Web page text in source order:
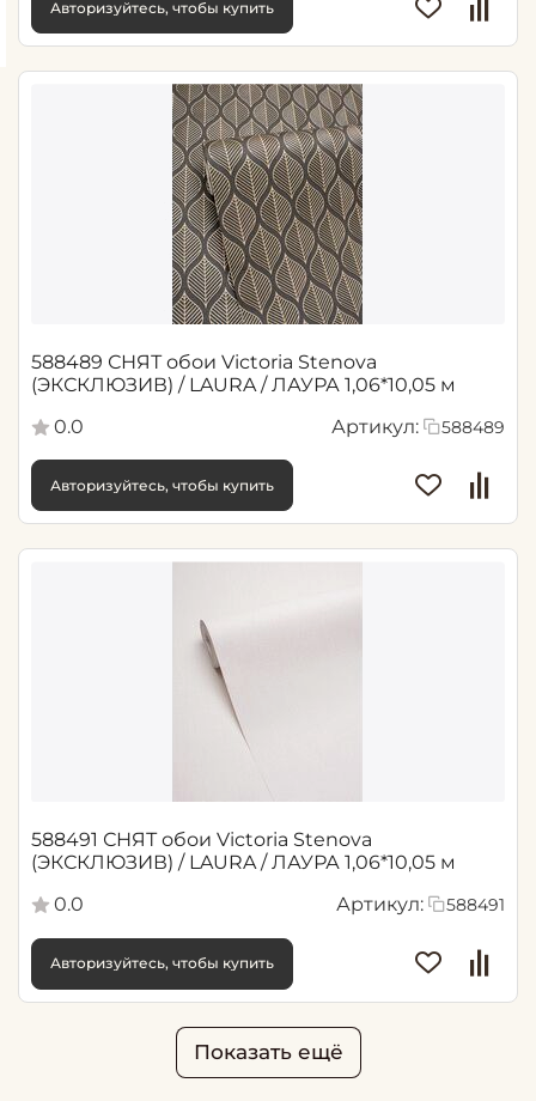
Авторизуйтесь, чтобы купить
588489 СНЯТ обои Victoria Stenova
(ЭКСКЛЮЗИВ) / LAURA / ЛАУРА 1,06*10,05 м
0.0
Артикул: 588489
Авторизуйтесь, чтобы купить
588491 СНЯТ обои Victoria Stenova
(ЭКСКЛЮЗИВ) / LAURA / ЛАУРА 1,06*10,05 м
0.0
Артикул: 588491
Авторизуйтесь, чтобы купить
Показать ещё